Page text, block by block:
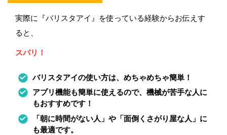
実際に『バリスタアイ』を使っている経験からお伝えす
ると、
スバリ！
バリスタアイの使い方は、めちゃめちゃ簡単！
アプリ機能も簡単に使えるので、機械が苦手な人に
もおすすめです！
「朝に時間がない人」や「面倒くさがり屋な人」に
も最適です。